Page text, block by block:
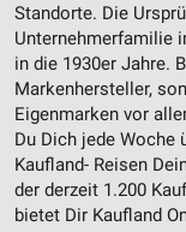
Standorte. Die
Unternehmerfamilie
in die 1930er Jahre.
Markenhersteller,
Eigenmarken vor
Du Dich jede Woche
Kaufland- Reisen
der derzeit 1.200
bietet Dir Kaufland